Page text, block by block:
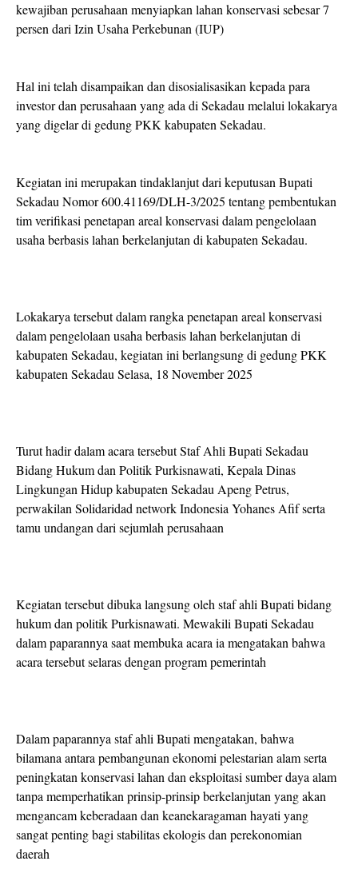
kewajiban perusahaan menyiapkan lahan konservasi sebesar 7
persen dari Izin Usaha Perkebunan (IUP)
Hal ini telah disampaikan dan disosialisasikan kepada para
investor dan perusahaan yang ada di Sekadau melalui lokakarya
yang digelar di gedung PKK kabupaten Sekadau.
Kegiatan ini merupakan tindaklanjut dari keputusan Bupati
Sekadau Nomor 600.41169/DLH-3/2025 tentang pembentukan
tim verifikasi penetapan areal konservasi dalam pengelolaan
usaha berbasis lahan berkelanjutan di kabupaten Sekadau.
Lokakarya tersebut dalam rangka penetapan areal konservasi
dalam pengelolaan usaha berbasis lahan berkelanjutan di
kabupaten Sekadau, kegiatan ini berlangsung di gedung PKK
kabupaten Sekadau Selasa, 18 November 2025
Turut hadir dalam acara tersebut Staf Ahli Bupati Sekadau
Bidang Hukum dan Politik Purkisnawati, Kepala Dinas
Lingkungan Hidup kabupaten Sekadau Apeng Petrus,
perwakilan Solidaridad network Indonesia Yohanes Afif serta
tamu undangan dari sejumlah perusahaan
Kegiatan tersebut dibuka langsung oleh staf ahli Bupati bidang
hukum dan politik Purkisnawati. Mewakili Bupati Sekadau
dalam paparannya saat membuka acara ia mengatakan bahwa
acara tersebut selaras dengan program pemerintah
Dalam paparannya staf ahli Bupati mengatakan, bahwa
bilamana antara pembangunan ekonomi pelestarian alam serta
peningkatan konservasi lahan dan eksploitasi sumber daya alam
tanpa memperhatikan prinsip-prinsip berkelanjutan yang akan
mengancam keberadaan dan keanekaragaman hayati yang
sangat penting bagi stabilitas ekologis dan perekonomian
daerah